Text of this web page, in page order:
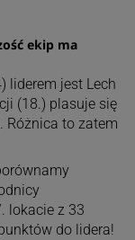
ekip ma
liderem jest Lech
(18.) plasuje się
Różnica to zatem
lokacie z 33
do lidera!